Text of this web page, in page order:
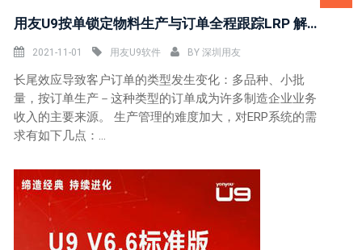
用友U9按单锁定物料生产与订单全程跟踪LRP 解决方案
2021-11-01 用友U9软件 BY深圳用友
长尾效应导致客户订单的类型发生变化：多品种、小批
量，按订单生产－这种类型的订单成为许多制造企业业务
收入的主要来源。 生产管理的难度加大，对ERP系统的需
求有如下几点：...